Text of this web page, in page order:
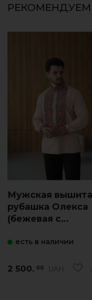
Мужская
рубашка Олекса
(бежевая с
есть в наличии
2 500. 00 UAH